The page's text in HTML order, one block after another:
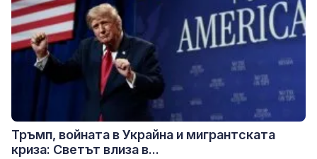
Тръмп, войната в Украйна и мигрантската
криза: Светът влиза в...